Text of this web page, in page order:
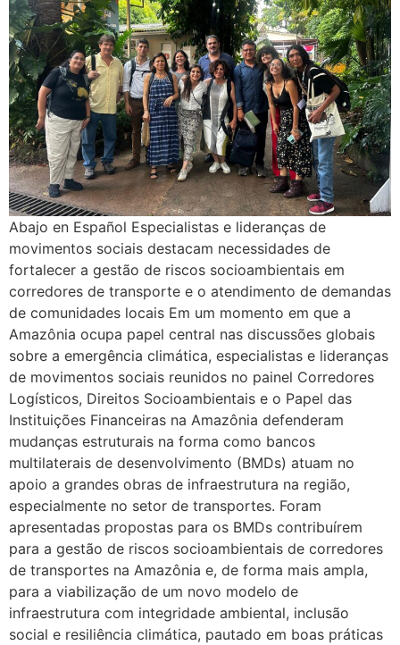
Abajo en Español Especialistas e lideranças de
movimentos sociais destacam necessidades de
fortalecer a gestão de riscos socioambientais em
corredores de transporte e o atendimento de demandas
de comunidades locais Em um momento em que a
Amazônia ocupa papel central nas discussões globais
sobre a emergência climática, especialistas e lideranças
de movimentos sociais reunidos no painel Corredores
Logísticos, Direitos Socioambientais e o Papel das
Instituições Financeiras na Amazônia defenderam
mudanças estruturais na forma como bancos
multilaterais de desenvolvimento (BMDs) atuam no
apoio a grandes obras de infraestrutura na região,
especialmente no setor de transportes. Foram
apresentadas propostas para os BMDs contribuírem
para a gestão de riscos socioambientais de corredores
de transportes na Amazônia e, de forma mais ampla,
para a viabilização de um novo modelo de
infraestrutura com integridade ambiental, inclusão
social e resiliência climática, pautado em boas práticas